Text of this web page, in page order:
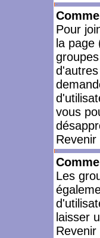
Pour
la
vous
Les
laisser